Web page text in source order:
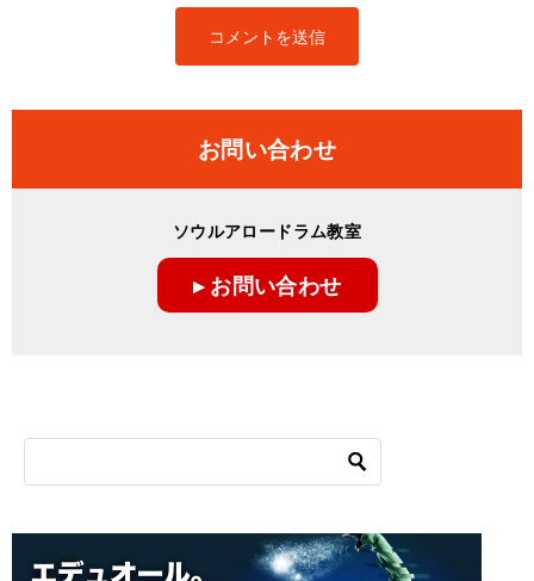
お問い合わせ
ソウルアロードラム教室
▸ お問い合わせ